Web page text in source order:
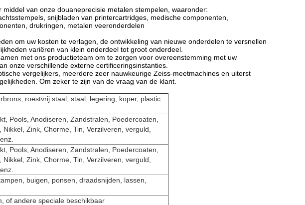
van onze douaneprecisie metalen stempelen, waaronder:
snijbladen van printercartridges, medische componenten,
drukringen, metalen veeronderdelen
om uw kosten te verlagen, de ontwikkeling van nieuwe onderdelen te versnellen
variëren van klein onderdeel tot groot onderdeel.
met ons productieteam om te zorgen voor overeenstemming met uw
onze verschillende externe certificeringsinstanties.
vergelijkers, meerdere zeer nauwkeurige Zeiss-meetmachines en uiterst
Om zeker te zijn van de vraag van de klant.
roestvrij staal, staal, legering, koper, plastic
Pools, Anodiseren, Zandstralen, Poedercoaten,
Nikkel, Zink, Chorme, Tin, Verzilveren, verguld,
Pools, Anodiseren, Zandstralen, Poedercoaten,
Nikkel, Zink, Chorme, Tin, Verzilveren, verguld,
buigen, ponsen, draadsnijden, lassen,
of andere speciale beschikbaar